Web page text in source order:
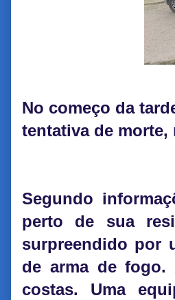
No começo da
tentativa de morte,
Segundo
perto de sua
surpreendido por
de arma de fogo.
costas. Uma